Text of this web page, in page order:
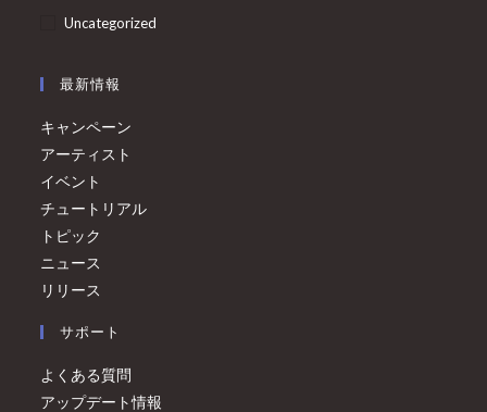
Uncategorized
最新情報
キャンペーン
アーティスト
イベント
チュートリアル
トピック
ニュース
リリース
サポート
よくある質問
アップデート情報